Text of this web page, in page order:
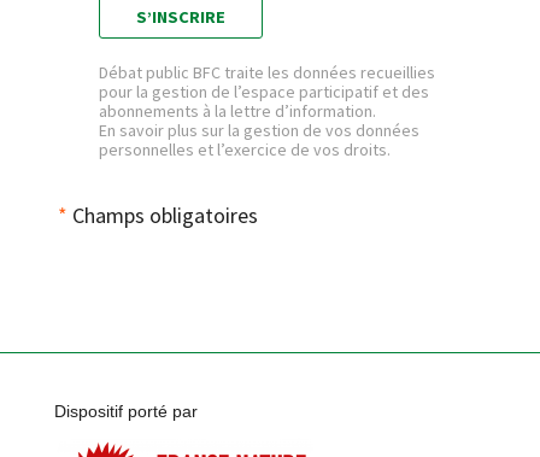
S’INSCRIRE
Débat public BFC traite les données recueillies
pour la gestion de l’espace participatif et des
abonnements à la lettre d’information.
En savoir plus sur la gestion de vos données
personnelles et l’exercice de vos droits.
* Champs obligatoires
Dispositif porté par